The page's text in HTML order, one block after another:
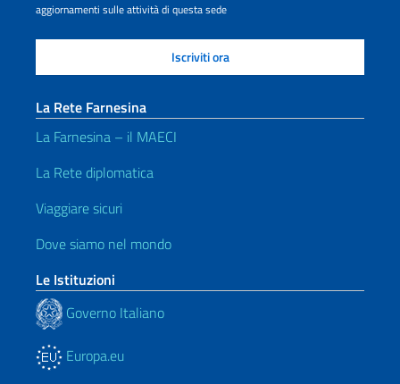
aggiornamenti sulle attività di questa sede
La Rete Farnesina
La Farnesina – il MAECI
La Rete diplomatica
Viaggiare sicuri
Dove siamo nel mondo
Le Istituzioni
Governo Italiano
Europa.eu